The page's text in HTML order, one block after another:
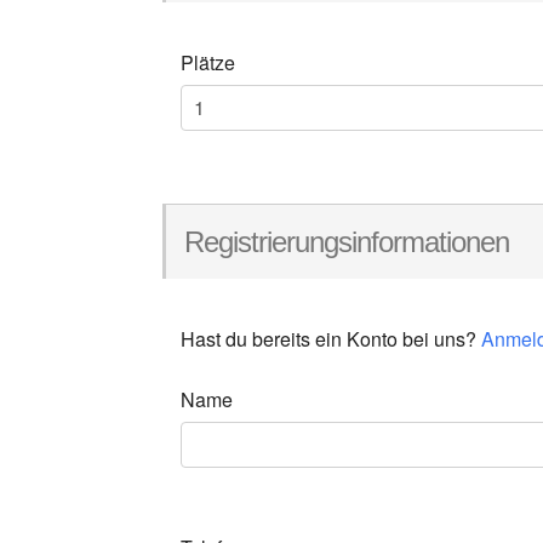
Plätze
Registrierungsinformationen
Hast du bereits ein Konto bei uns?
Name